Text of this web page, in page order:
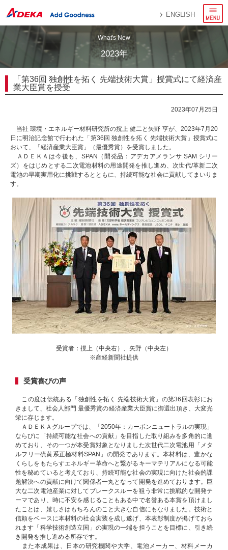
ENGLISH
ニ
ュ
What's New
2023年
「第36回 独創性を拓く 先端技術大賞」授賞式にて経済産
業大臣賞を授受
2023年07月25日
当社 環境・エネルギー材料研究所の撹上 健二と矢野 亨が、2023年7月20
日に明治記念館で行われた「第36回 独創性を拓く 先端技術大賞」授賞式に
おいて、「経済産業大臣賞」（最優秀賞）を受賞しました。
ＡＤＥＫＡは今後も、SPAN（開発品：アデカアメランサ SAM シリー
ズ）をはじめとする二次電池材料の用途開発を推し進め、次世代/革新二次
電池の早期実用化に挑戦するとともに、持続可能な社会に貢献してまいりま
す。
受賞者：撹上（中央右）、矢野（中央左）
※産経新聞社提供
受賞喜びの声
この度は伝統ある「独創性を拓く 先端技術大賞」の第36回表彰にお
きまして、社会人部門 最優秀賞の経済産業大臣賞に御選出頂き、大変光
栄に存じます。
ＡＤＥＫＡグループでは、「2050年：カーボンニュートラルの実現」
ならびに「持続可能な社会への貢献」を目指した取り組みを多角的に進
めており、その一つが本受賞対象となりました次世代二次電池用「メタ
ルフリー硫黄系正極材料SPAN」の開発であります。本材料は、豊かな
くらしをもたらすエネルギー革命へと繋がるキーマテリアルになる可能
性を秘めていると考えており、持続可能な社会の実現に向けた社会的課
題解決への貢献に向けて関係者一丸となって開発を進めております。巨
大な二次電池産業に対してブレークスルーを狙う非常に挑戦的な開発テ
ーマであり、時に不安を感じることもある中で名誉ある本賞を頂けまし
たことは、嬉しさはもちろんのこと大きな自信にもなりました。技術と
信頼をベースに本材料の社会実装を成し遂げ、本表彰制度が掲げておら
れます「科学技術創造立国」の実現の一端を担うことを目標に、引き続
き開発を推し進める所存です。
また本成果は、日本の研究機関や大学、電池メーカー、材料メーカ